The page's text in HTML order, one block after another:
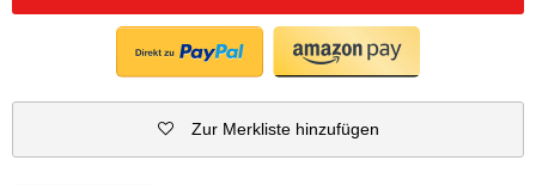
Zur Merkliste hinzufügen